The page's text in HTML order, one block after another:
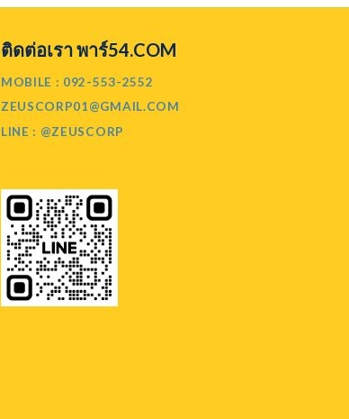
ติดต่อเรา พาร์54.COM
MOBILE : 092-553-2552
ZEUSCORP01@GMAIL.COM
LINE : @ZEUSCORP